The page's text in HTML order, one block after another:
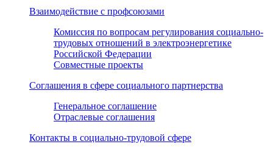
Взаимодействие с профсоюзами
Комиссия по вопросам регулирования социально-
трудовых отношений в электроэнергетике
Российской Федерации
Совместные проекты
Соглашения в сфере социального партнерства
Генеральное соглашение
Отраслевые соглашения
Контакты в социально-трудовой сфере